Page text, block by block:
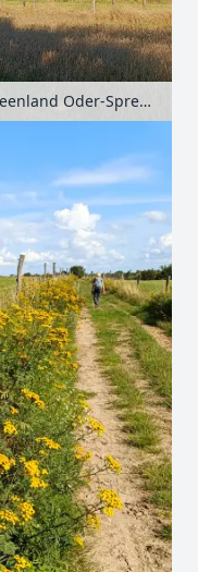
Steuobstwiese bei Müncheberg, Seenland Oder-Spree, Brandenburg, Deutschland